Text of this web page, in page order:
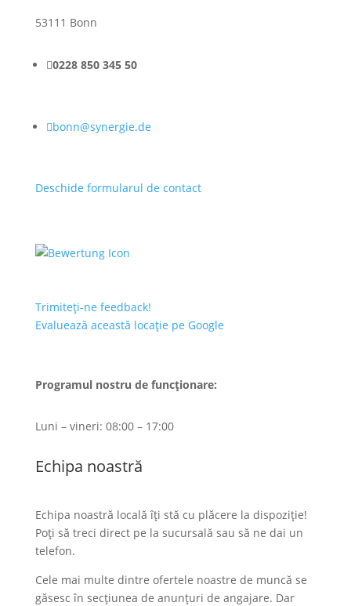
53111 Bonn
0228 850 345 50
bonn@synergie.de
Deschide formularul de contact
Trimiteți-ne feedback!
Evaluează această locație pe Google
Programul nostru de funcționare:
Luni – vineri: 08:00 – 17:00
Echipa noastră
Echipa noastră locală îți stă cu plăcere la dispoziție!
Poți să treci direct pe la sucursală sau să ne dai un
telefon.
Cele mai multe dintre ofertele noastre de muncă se
găsesc în secțiunea de anunțuri de angajare. Dar